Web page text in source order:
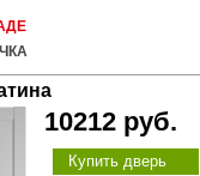
10212 руб.
Купить дверь